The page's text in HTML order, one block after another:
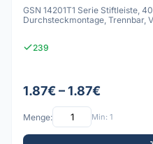
GSN 14201T1 Serie Stiftleiste,
Durchsteckmontage, Trennbar,
239
1.87€ – 1.87€
Menge: Min: 1